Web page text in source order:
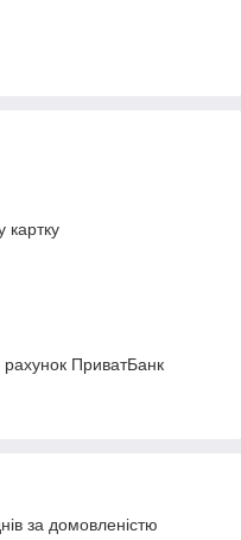
картку
ПриватБанк
за домовленістю